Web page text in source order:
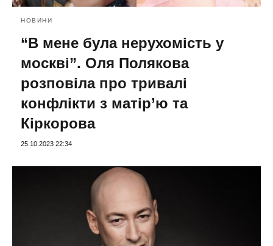
НОВИНИ
“В мене була нерухомість у
москві”. Оля Полякова
розповіла про тривалі
конфлікти з матір’ю та
Кіркорова
25.10.2023 22:34